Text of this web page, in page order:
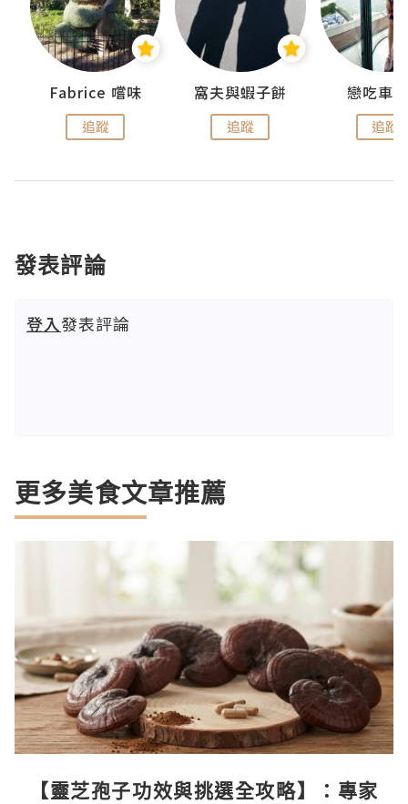
Fabrice 嚐味
追蹤
窩夫與蝦子餅
追蹤
戀吃車
追蹤
發表評論
登入發表評論
更多美食文章推薦
【靈芝孢子功效與挑選全攻略】：專家